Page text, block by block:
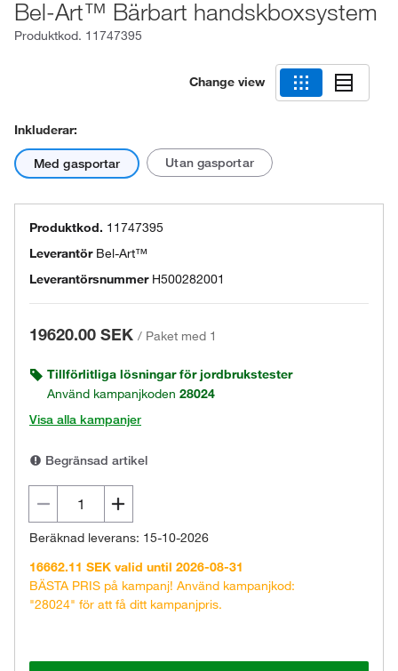
Bel-Art™ Bärbart handskboxsystem
Produktkod. 11747395
Change view
Inkluderar:
Med gasportar Utan gasportar
Produktkod. 11747395
Leverantör Bel-Art™
Leverantörsnummer H500282001
19620.00 SEK / Paket med 1
Tillförlitliga lösningar för jordbrukstester
Använd kampanjkoden 28024
Visa alla kampanjer
Begränsad artikel
Beräknad leverans: 15-10-2026
16662.11 SEK valid until 2026-08-31
BÄSTA PRIS på kampanj! Använd kampanjkod:
"28024" för att få ditt kampanjpris.